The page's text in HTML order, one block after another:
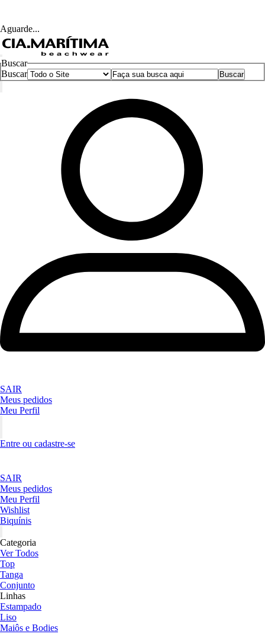
Aguarde...
Buscar
Buscar
SAIR
Meus pedidos
Meu Perfil
Entre ou cadastre-se
SAIR
Meus pedidos
Meu Perfil
Wishlist
Biquínis
Categoria
Ver Todos
Top
Tanga
Conjunto
Linhas
Estampado
Liso
Maiôs e Bodies